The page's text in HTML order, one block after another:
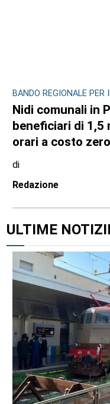
BANDO REGIONALE
Nidi comunali in
beneficiari di 1,5
orari a costo
di
Redazione
ULTIME